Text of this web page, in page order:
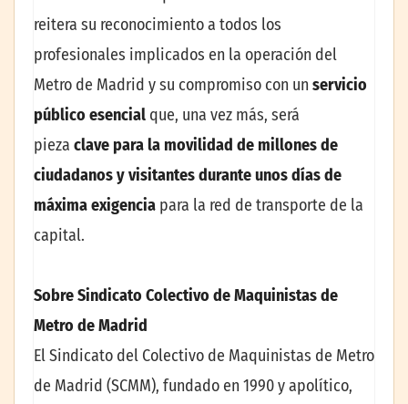
reitera su reconocimiento a todos los
profesionales implicados en la operación del
Metro de Madrid y su compromiso con un servicio
público esencial que, una vez más, será
pieza clave para la movilidad de millones de
ciudadanos y visitantes durante unos días de
máxima exigencia para la red de transporte de la
capital.
Sobre Sindicato Colectivo de Maquinistas de
Metro de Madrid
El Sindicato del Colectivo de Maquinistas de Metro
de Madrid (SCMM), fundado en 1990 y apolítico,